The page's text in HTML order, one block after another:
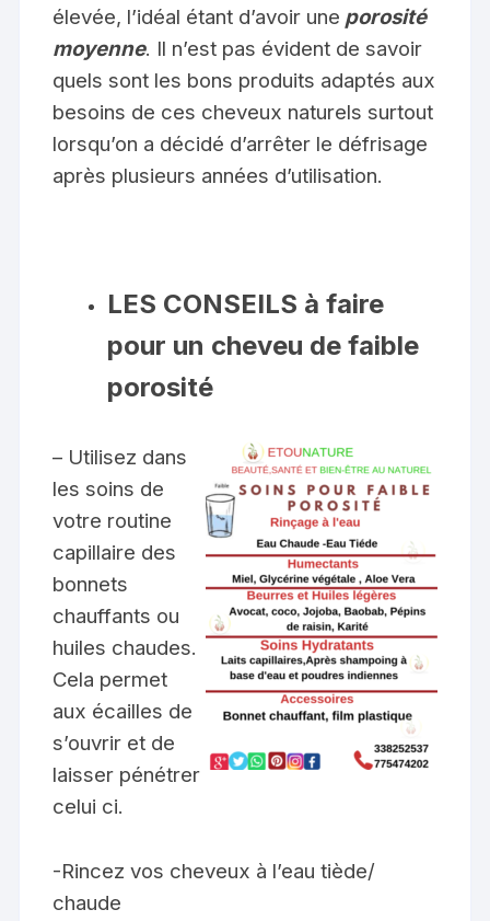
élevée, l’idéal étant d’avoir une porosité
moyenne. Il n’est pas évident de savoir
quels sont les bons produits adaptés aux
besoins de ces cheveux naturels surtout
lorsqu’on a décidé d’arrêter le défrisage
après plusieurs années d’utilisation.
LES CONSEILS à faire
pour un cheveu de faible
porosité
– Utilisez dans
les soins de
votre routine
capillaire des
bonnets
chauffants ou
huiles chaudes.
Cela permet
aux écailles de
s’ouvrir et de
laisser pénétrer
celui ci.
-Rincez vos cheveux à l’eau tiède/
chaude